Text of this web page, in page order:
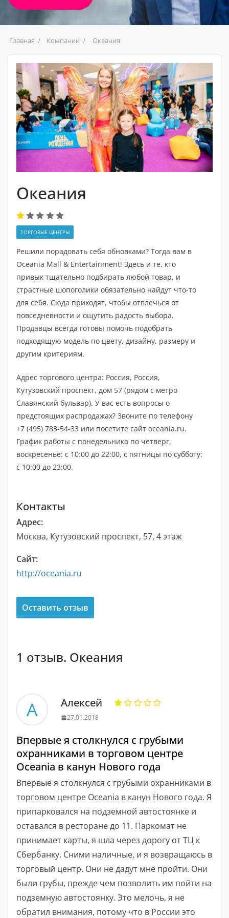
Главная Компании Океания
Океания
ТОРГОВЫЕ ЦЕНТРЫ
Решили порадовать себя обновками? Тогда вам в
Oceania Mall & Entertainment! Здесь и те, кто
привык тщательно подбирать любой товар, и
страстные шопоголики обязательно найдут что-то
для себя. Сюда приходят, чтобы отвлечься от
повседневности и ощутить радость выбора.
Продавцы всегда готовы помочь подобрать
подходящую модель по цвету, дизайну, размеру и
другим критериям.
Адрес торгового центра: Россия, Россия,
Кутузовский проспект, дом 57 (рядом с метро
Славянский бульвар). У вас есть вопросы о
предстоящих распродажах? Звоните по телефону
+7 (495) 783-54-33 или посетите сайт oceania.ru.
График работы с понедельника по четверг,
воскресенье: с 10:00 до 22:00, с пятницы по субботу:
с 10:00 до 23:00.
Контакты
Адрес:
Москва, Кутузовский проспект, 57, 4 этаж
Сайт:
http://oceania.ru
Оставить отзыв
1 отзыв. Океания
А Алексей
27.01.2018
Впервые я столкнулся с грубыми
охранниками в торговом центре
Oceania в канун Нового года
Впервые я столкнулся с грубыми охранниками в
торговом центре Oceania в канун Нового года. Я
припарковался на подземной автостоянке и
оставался в ресторане до 11. Паркомат не
принимает карты, я шла через дорогу от ТЦ к
Сбербанку. Сними наличные, и я возвращаюсь в
торговый центр. Они не дадут мне пройти. Они
были грубы, прежде чем позволить им пойти на
подземную автостоянку. Это мелочь, я не
обратил внимания, потому что в России это